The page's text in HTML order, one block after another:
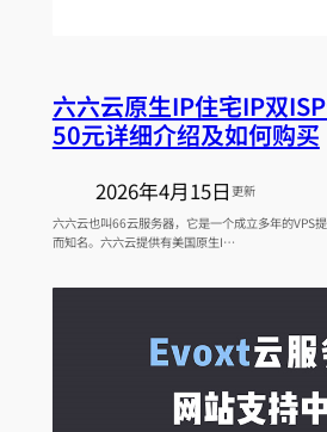
六六云原生IP住宅IP双
50元详细介绍及如何购买
2026年4月15日 更新
六六云也叫66云服务器，它是一个成立多年的VPS
而知名。六六云提供有美国原生I…